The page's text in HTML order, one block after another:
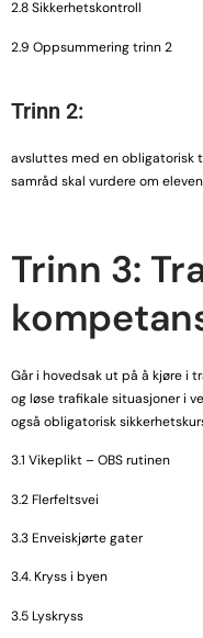
2.8 Sikkerhetskontroll
2.9 Oppsummering trinn 2
Trinn 2:
avsluttes med en obligatorisk
samråd skal vurdere om
Trinn 3:
Går i hovedsak ut på å kjøre i
og løse trafikale situasjoner i
også obligatorisk
3.1 Vikeplikt – OBS rutinen
3.2 Flerfeltsvei
3.3 Enveiskjørte gater
3.4. Kryss i byen
3.5 Lyskryss